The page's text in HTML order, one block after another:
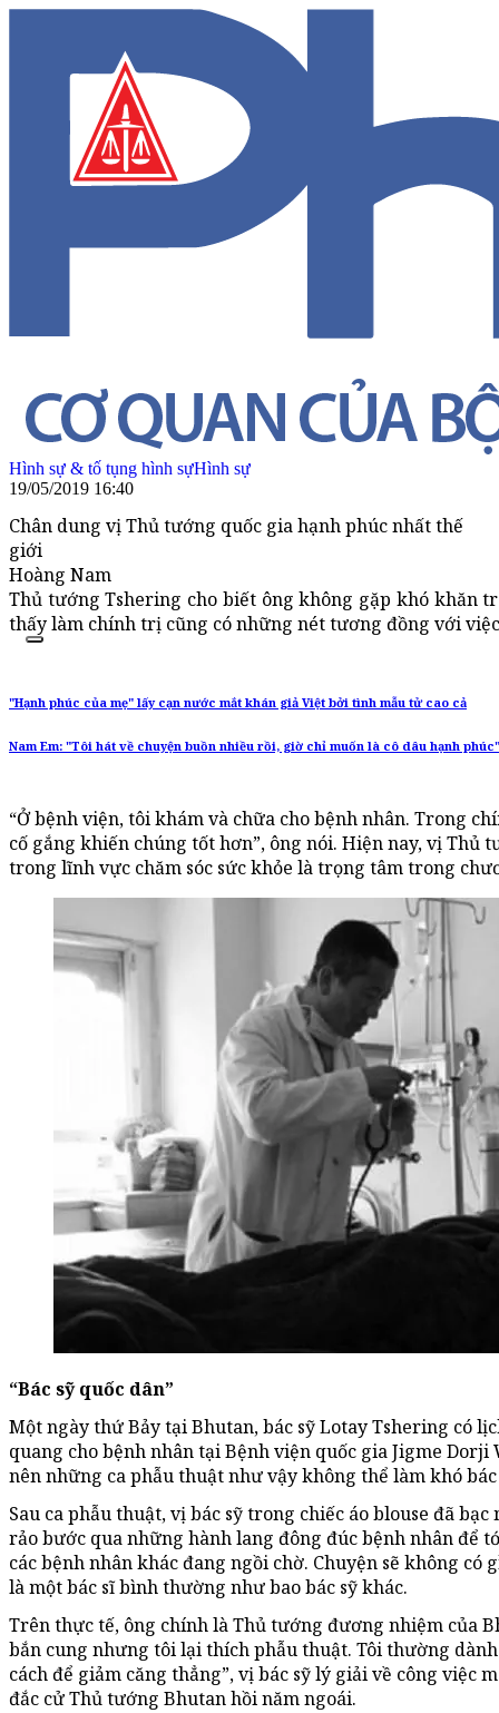
Hình sự & tố tụng hình sựHình sự
19/05/2019 16:40
Chân dung vị Thủ tướng quốc gia hạnh phúc nhất thế
giới
Hoàng Nam
Thủ tướng Tshering cho biết ông không gặp khó khăn
thấy làm chính trị cũng có những nét tương đồng với
"Hạnh phúc của mẹ" lấy cạn nước mắt khán giả Việt bởi tình mẫu tử cao cả
Nam Em: "Tôi hát về chuyện buồn nhiều rồi, giờ chỉ muốn là cô dâu hạnh phúc"
“Ở bệnh viện, tôi khám và chữa cho bệnh nhân. Trong
cố gắng khiến chúng tốt hơn”, ông nói. Hiện nay, vị Thủ
trong lĩnh vực chăm sóc sức khỏe là trọng tâm trong
“Bác sỹ quốc dân”
Một ngày thứ Bảy tại Bhutan, bác sỹ Lotay Tshering có
quang cho bệnh nhân tại Bệnh viện quốc gia Jigme Dorji
nên những ca phẫu thuật như vậy không thể làm khó
Sau ca phẫu thuật, vị bác sỹ trong chiếc áo blouse đã
rảo bước qua những hành lang đông đúc bệnh nhân để
các bệnh nhân khác đang ngồi chờ. Chuyện sẽ không có
là một bác sĩ bình thường như bao bác sỹ khác.
Trên thực tế, ông chính là Thủ tướng đương nhiệm của
bắn cung nhưng tôi lại thích phẫu thuật. Tôi thường
cách để giảm căng thẳng”, vị bác sỹ lý giải về công việc
đắc cử Thủ tướng Bhutan hồi năm ngoái.